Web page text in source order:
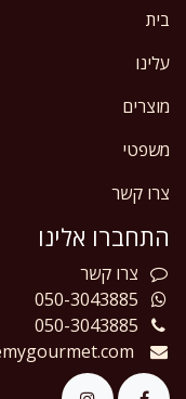
בית
עלינו
מוצרים
משפטי
צרו קשר
התחברו אלינו
צרו קשר
050-3043885
050-3043885